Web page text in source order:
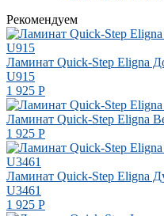
Рекомендуем
Ламинат Quick-Step Eligna
U915
1 925 Р
Ламинат Quick-Step Eligna
1 925 Р
Ламинат Quick-Step Eligna
U3461
1 925 Р